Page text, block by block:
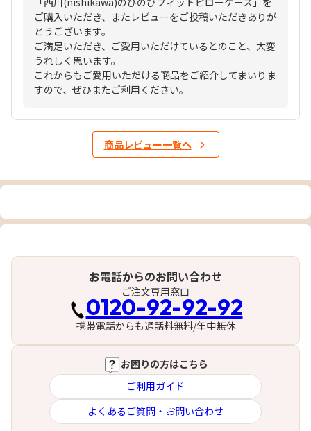
ご購入いただき、またレビューをご投稿いただきありが
とうございます。
ご満足いただき、ご愛用いただけているとのこと、大変
うれしく思います。
これからもご愛用いただける商品をご紹介してまいりま
すので、ぜひまたご利用ください。
商品レビュー一覧へ
お電話からのお問い合わせ
ご注文専用窓口
0120-92-92-92
携帯電話からも通話料無料/年中無休
お困りの方はこちら
ご利用ガイド
よくあるご質問・お問い合わせ